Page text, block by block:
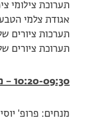
תערוכת צילומי
אגודת צלמי
תערכות ציורים
תערוכת ציורים
10:20-09:30 – מושב פתיחה:
מנחים: פרופ'